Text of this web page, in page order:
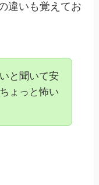
違いも覚えてお
と聞いて安
ょっと怖い